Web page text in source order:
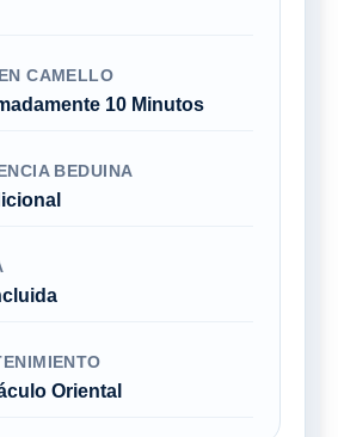
CAMELLO
10 Minutos
BEDUINA
Oriental